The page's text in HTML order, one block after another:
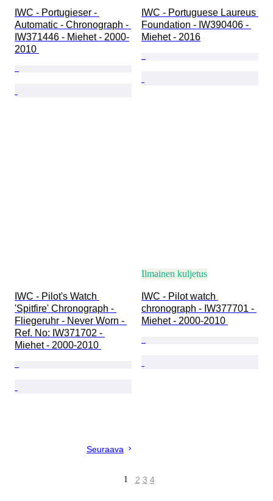
IWC - Portugieser -
Automatic - Chronograph -
IW371446 - Miehet - 2000-
2010
IWC - Portuguese Laureus
Foundation - IW390406 -
Miehet - 2016
IWC - Pilot's Watch
'Spitfire' Chronograph -
Fliegeruhr - Never Worn -
Ref. No: IW371702 -
Miehet - 2000-2010
Ilmainen kuljetus
IWC - Pilot watch
chronograph - IW377701 -
Miehet - 2000-2010
Seuraava
1 2 3 4